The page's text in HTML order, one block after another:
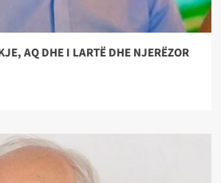
AQ DHE I LARTË DHE NJERËZOR